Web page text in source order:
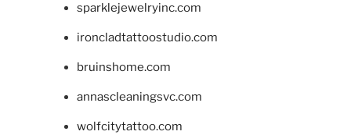
sparklejewelryinc.com
ironcladtattoostudio.com
bruinshome.com
annascleaningsvc.com
wolfcitytattoo.com